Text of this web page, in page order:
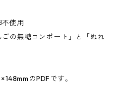
不使用
の無糖コンポート」と「ぬれ
のPDFです。